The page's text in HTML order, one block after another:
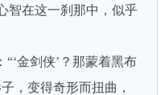
在这一刹那中，似乎
金剑侠’？那蒙着黑布
，变得奇形而扭曲，